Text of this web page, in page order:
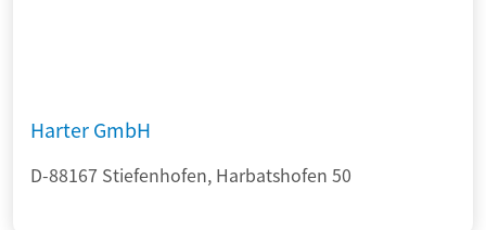
Harter GmbH
D-88167 Stiefenhofen, Harbatshofen 50